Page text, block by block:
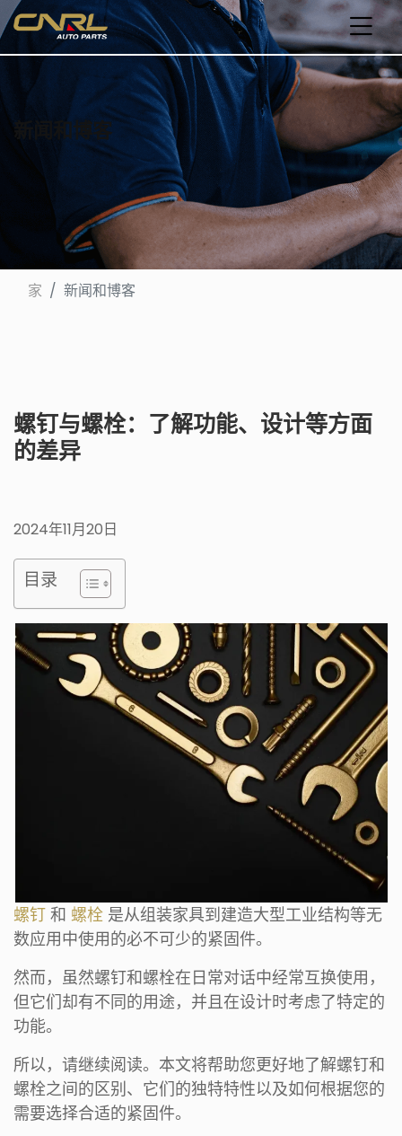
新闻和博客
家 新闻和博客
螺钉与螺栓：了解功能、设计等方面
的差异
2024年11月20日
目录
螺钉 和 螺栓 是从组装家具到建造大型工业结构等无
数应用中使用的必不可少的紧固件。
然而，虽然螺钉和螺栓在日常对话中经常互换使用，
但它们却有不同的用途，并且在设计时考虑了特定的
功能。
所以，请继续阅读。本文将帮助您更好地了解螺钉和
螺栓之间的区别、它们的独特特性以及如何根据您的
需要选择合适的紧固件。